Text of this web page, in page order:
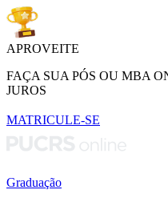
APROVEITE
FAÇA SUA PÓS OU MBA
JUROS
MATRICULE-SE
Graduação